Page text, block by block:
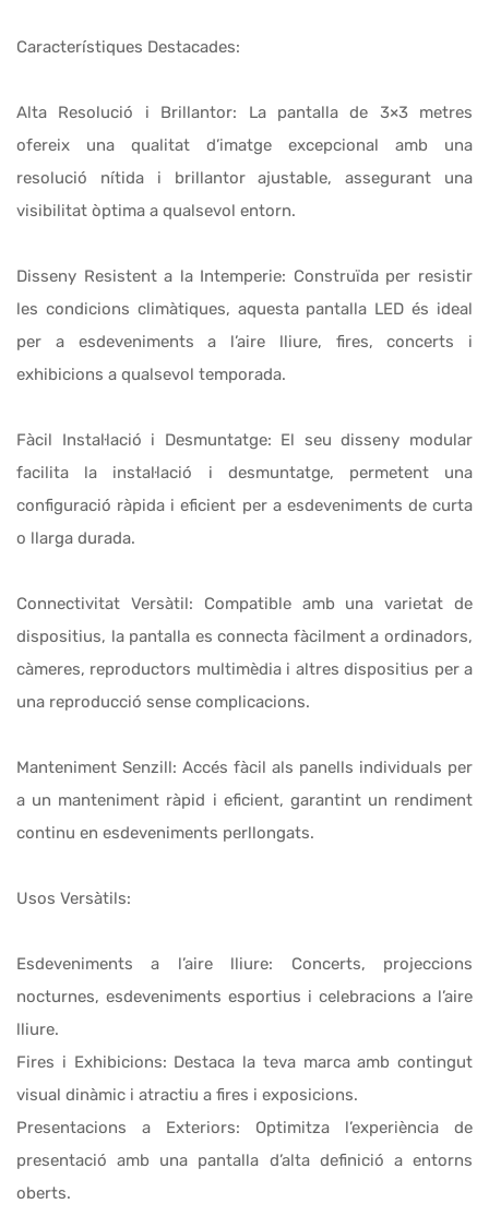
Característiques Destacades:
Alta Resolució i Brillantor: La pantalla de 3×3 metres
ofereix una qualitat d’imatge excepcional amb una
resolució nítida i brillantor ajustable, assegurant una
visibilitat òptima a qualsevol entorn.
Disseny Resistent a la Intemperie: Construïda per resistir
les condicions climàtiques, aquesta pantalla LED és ideal
per a esdeveniments a l’aire lliure, fires, concerts i
exhibicions a qualsevol temporada.
Fàcil Instal·lació i Desmuntatge: El seu disseny modular
facilita la instal·lació i desmuntatge, permetent una
configuració ràpida i eficient per a esdeveniments de curta
o llarga durada.
Connectivitat Versàtil: Compatible amb una varietat de
dispositius, la pantalla es connecta fàcilment a ordinadors,
càmeres, reproductors multimèdia i altres dispositius per a
una reproducció sense complicacions.
Manteniment Senzill: Accés fàcil als panells individuals per
a un manteniment ràpid i eficient, garantint un rendiment
continu en esdeveniments perllongats.
Usos Versàtils:
Esdeveniments a l’aire lliure: Concerts, projeccions
nocturnes, esdeveniments esportius i celebracions a l’aire
lliure.
Fires i Exhibicions: Destaca la teva marca amb contingut
visual dinàmic i atractiu a fires i exposicions.
Presentacions a Exteriors: Optimitza l’experiència de
presentació amb una pantalla d’alta definició a entorns
oberts.